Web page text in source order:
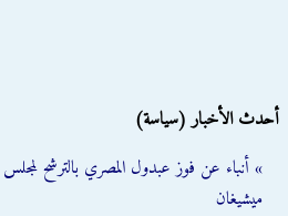
أحدث الأخبار (سياسة)
» أنباء عن فوز عبدول المصري بالترشح
ميشيغان